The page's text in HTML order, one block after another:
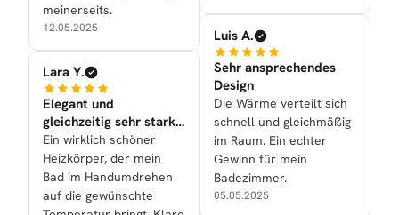
meinerseits.
12.05.2025
Lara Y.
Elegant und
gleichzeitig sehr stark
in der Leistung
Ein wirklich schöner
Heizkörper, der mein
Bad im Handumdrehen
auf die gewünschte
Luis A.
Sehr ansprechendes
Design
Die Wärme verteilt sich
schnell und gleichmäßig
im Raum. Ein echter
Gewinn für mein
Badezimmer.
05.05.2025